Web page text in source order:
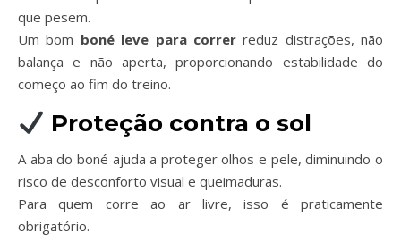
que pesem.
Um bom boné leve para correrreduz distrações, não
balança e não aperta, proporcionando estabilidade do
começo ao fim do treino.
Proteção contra o sol
A aba do boné ajuda a proteger olhos e pele, diminuindo o
risco de desconforto visual e queimaduras.
Para quem corre ao ar livre, isso é praticamente
obrigatório.